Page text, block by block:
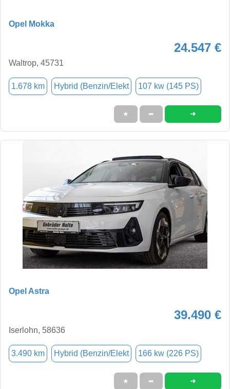
Opel Mokka
24.547 €
Waltrop, 45731
1.678 km Hybrid (Benzin/Elekt 107 kw (145 PS)
★ ➦ ➜
Opel Astra
39.490 €
Iserlohn, 58636
3.490 km Hybrid (Benzin/Elekt 166 kw (226 PS)
★ ➦ ➜